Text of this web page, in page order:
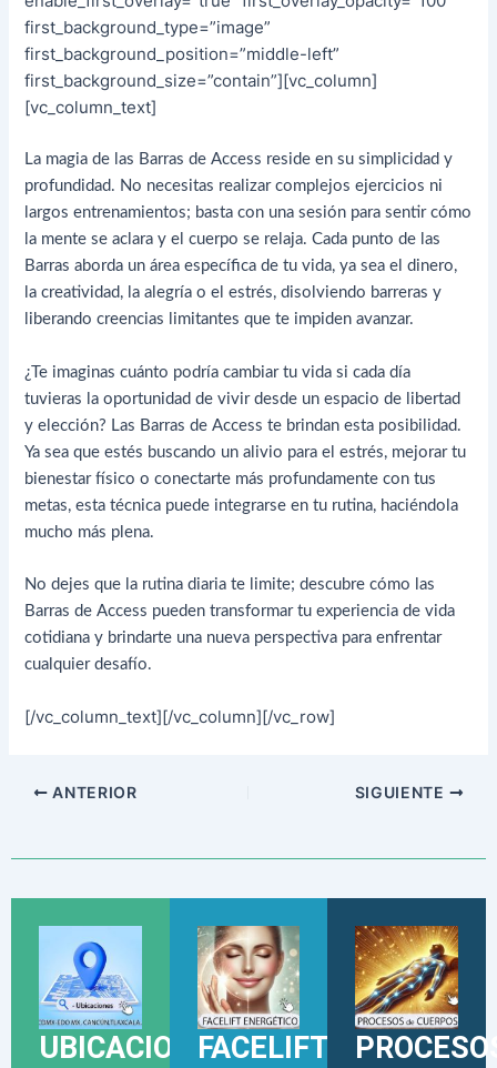
first_background_type=”image”
first_background_position=”middle-left”
first_background_size=”contain”][vc_column]
[vc_column_text]
La magia de las Barras de Access reside en su simplicidad y
profundidad. No necesitas realizar complejos ejercicios ni
largos entrenamientos; basta con una sesión para sentir cómo
la mente se aclara y el cuerpo se relaja. Cada punto de las
Barras aborda un área específica de tu vida, ya sea el dinero,
la creatividad, la alegría o el estrés, disolviendo barreras y
liberando creencias limitantes que te impiden avanzar.
¿Te imaginas cuánto podría cambiar tu vida si cada día
tuvieras la oportunidad de vivir desde un espacio de libertad
y elección? Las Barras de Access te brindan esta posibilidad.
Ya sea que estés buscando un alivio para el estrés, mejorar tu
bienestar físico o conectarte más profundamente con tus
metas, esta técnica puede integrarse en tu rutina, haciéndola
mucho más plena.
No dejes que la rutina diaria te limite; descubre cómo las
Barras de Access pueden transformar tu experiencia de vida
cotidiana y brindarte una nueva perspectiva para enfrentar
cualquier desafío.
[/vc_column_text][/vc_column][/vc_row]
ANTERIOR SIGUIENTE
UBICACIONESFACELIFT